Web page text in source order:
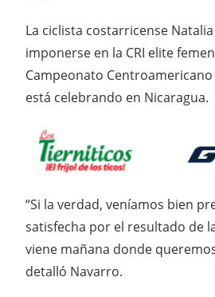
La ciclista costarricense
imponerse en la CRI elite
Campeonato
está celebrando en Nicaragua.
“Si la verdad, veníamos bien
satisfecha por el resultado de
viene mañana donde
detalló Navarro.